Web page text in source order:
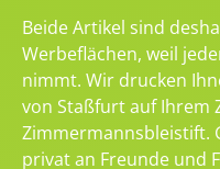
Beide Artikel sind
Werbeflächen, weil
nimmt. Wir drucken
von Staßfurt auf Ihrem
Zimmermannsbleistift.
privat an Freunde und